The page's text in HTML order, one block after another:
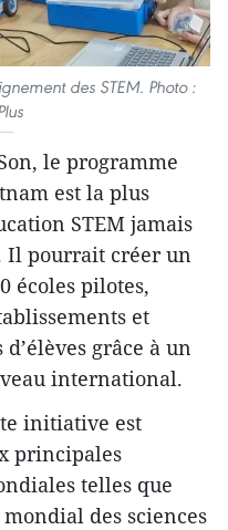
des STEM. Photo :
le programme
est la plus
STEM jamais
Il pourrait créer un
écoles pilotes,
et
grâce à un
international.
initiative est
principales
telles que
des sciences